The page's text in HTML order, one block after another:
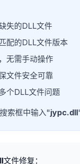
失的DLL文件
配的DLL文件版本
无需手动操作
文件安全可靠
个DLL文件问题
索框中输入"jypc.dll
文件修复：